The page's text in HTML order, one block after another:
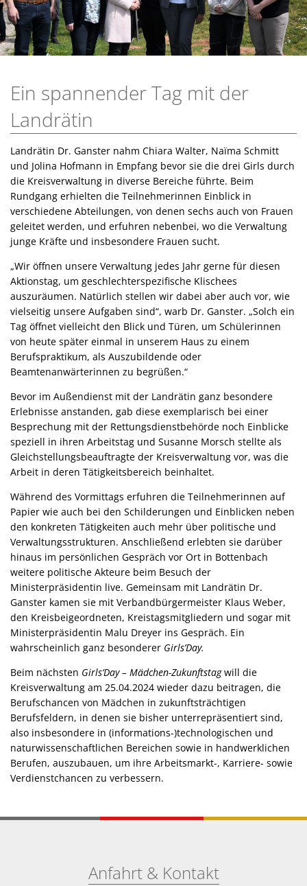
Ein spannender Tag mit der
Landrätin
Landrätin Dr. Ganster nahm Chiara Walter, Naïma Schmitt
und Jolina Hofmann in Empfang bevor sie die drei Girls durch
die Kreisverwaltung in diverse Bereiche führte. Beim
Rundgang erhielten die Teilnehmerinnen Einblick in
verschiedene Abteilungen, von denen sechs auch von Frauen
geleitet werden, und erfuhren nebenbei, wo die Verwaltung
junge Kräfte und insbesondere Frauen sucht.
„Wir öffnen unsere Verwaltung jedes Jahr gerne für diesen
Aktionstag, um geschlechterspezifische Klischees
auszuräumen. Natürlich stellen wir dabei aber auch vor, wie
vielseitig unsere Aufgaben sind“, warb Dr. Ganster. „Solch ein
Tag öffnet vielleicht den Blick und Türen, um Schülerinnen
von heute später einmal in unserem Haus zu einem
Berufspraktikum, als Auszubildende oder
Beamtenanwärterinnen zu begrüßen.“
Bevor im Außendienst mit der Landrätin ganz besondere
Erlebnisse anstanden, gab diese exemplarisch bei einer
Besprechung mit der Rettungsdienstbehörde noch Einblicke
speziell in ihren Arbeitstag und Susanne Morsch stellte als
Gleichstellungsbeauftragte der Kreisverwaltung vor, was die
Arbeit in deren Tätigkeitsbereich beinhaltet.
Während des Vormittags erfuhren die Teilnehmerinnen auf
Papier wie auch bei den Schilderungen und Einblicken neben
den konkreten Tätigkeiten auch mehr über politische und
Verwaltungsstrukturen. Anschließend erlebten sie darüber
hinaus im persönlichen Gespräch vor Ort in Bottenbach
weitere politische Akteure beim Besuch der
Ministerpräsidentin live. Gemeinsam mit Landrätin Dr.
Ganster kamen sie mit Verbandbürgermeister Klaus Weber,
den Kreisbeigeordneten, Kreistagsmitgliedern und sogar mit
Ministerpräsidentin Malu Dreyer ins Gespräch. Ein
wahrscheinlich ganz besonderer Girls’Day.
Beim nächsten Girls‘Day – Mädchen-Zukunftstagwill die
Kreisverwaltung am 25.04.2024 wieder dazu beitragen, die
Berufschancen von Mädchen in zukunftsträchtigen
Berufsfeldern, in denen sie bisher unterrepräsentiert sind,
also insbesondere in (informations-)technologischen und
naturwissenschaftlichen Bereichen sowie in handwerklichen
Berufen, auszubauen, um ihre Arbeitsmarkt-, Karriere- sowie
Verdienstchancen zu verbessern.
Anfahrt & Kontakt